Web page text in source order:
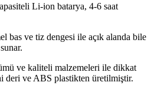
Li-ion batarya, 4-6 saat
bas ve tiz dengesi ile açık alanda bile
ve kaliteli malzemeleri ile dikkat
deri ve ABS plastikten üretilmiştir.